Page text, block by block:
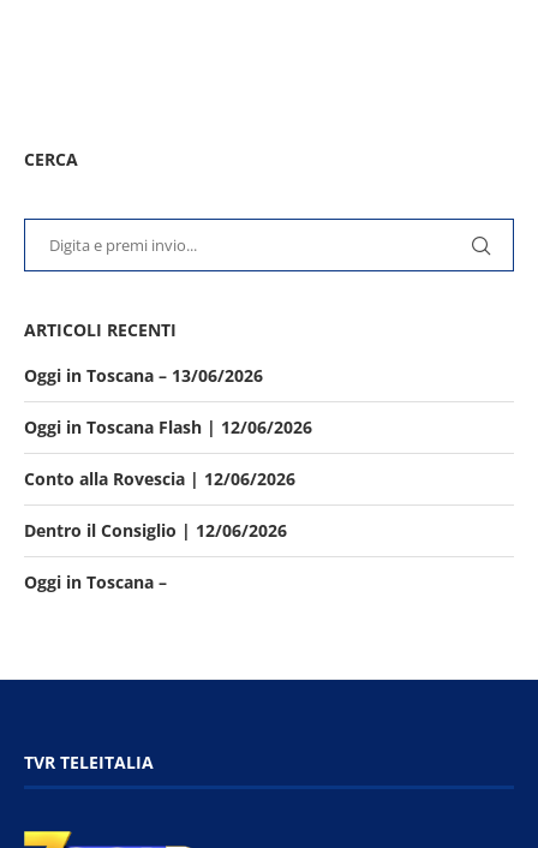
CERCA
ARTICOLI RECENTI
Oggi in Toscana – 13/06/2026
Oggi in Toscana Flash | 12/06/2026
Conto alla Rovescia | 12/06/2026
Dentro il Consiglio | 12/06/2026
Oggi in Toscana –
TVR TELEITALIA